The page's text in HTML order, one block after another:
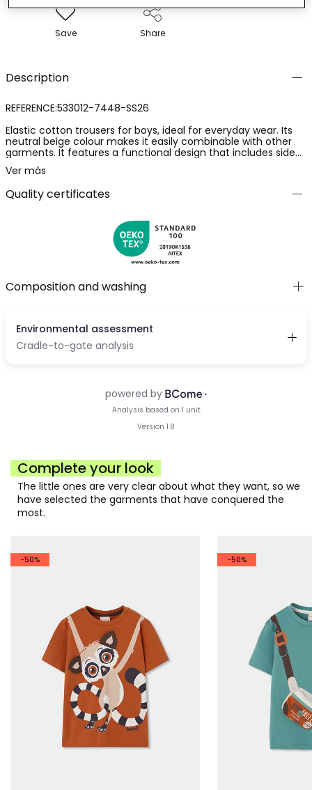
Save Share
Description
REFERENCE:533012-7448-SS26
Elastic cotton trousers for boys, ideal for everyday wear. Its
neutral beige colour makes it easily combinable with other
garments. It features a functional design that includes side
pockets and a comfortable drawstring waist. Perfect for ages
12 months to 10 years, it offers a practical and versatile
option. The elasticated cuffs ensure a good fit at the ankles.
Its soft and durable material is ideal for active use, providing
Ver más
Quality certificates
Composition and washing
Complete your look
The little ones are very clear about what they want, so we
have selected the garments that have conquered the
most.
-50% -50%